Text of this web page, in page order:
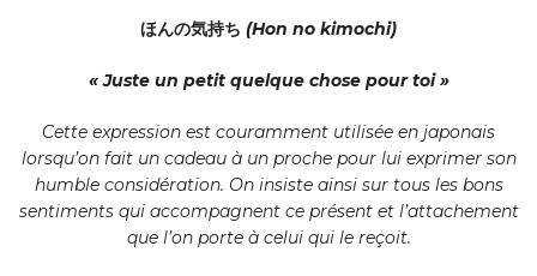
ほんの気持ち (Hon no kimochi)
« Juste un petit quelque chose pour toi »
Cette expression est couramment utilisée en japonais
lorsqu’on fait un cadeau à un proche pour lui exprimer son
humble considération. On insiste ainsi sur tous les bons
sentiments qui accompagnent ce présent et l’attachement
que l’on porte à celui qui le reçoit.